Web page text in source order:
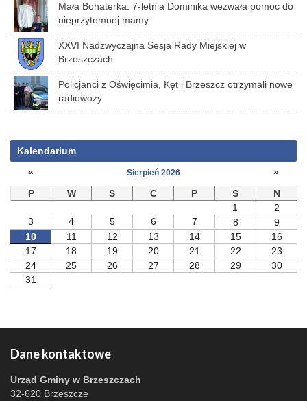
Mała Bohaterka. 7-letnia Dominika wezwała pomoc do
nieprzytomnej mamy
XXVI Nadzwyczajna Sesja Rady Miejskiej w
Brzeszczach
Policjanci z Oświęcimia, Kęt i Brzeszcz otrzymali nowe
radiowozy
Kalendarium
«
Sierpień 2026
»
P
W S C P S
N
1
2
3
4 5 6 7 8
9
10
11 12 13 14 15
16
17
18 19 20 21 22
23
24
25 26 27 28 29
30
31
Dane kontaktowe
Urząd Gminy w Brzeszczach
32-620 Brzeszcze